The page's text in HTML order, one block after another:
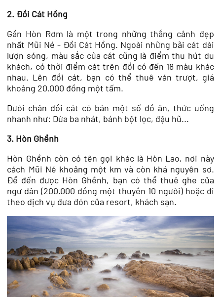
2. Đồi Cát Hồng
Gần Hòn Rơm là một trong những thắng cảnh đẹp
nhất Mũi Né - Đồi Cát Hồng. Ngoài những bãi cát dài
lượn sóng, màu sắc của cát cũng là điểm thu hút du
khách, có thời điểm cát trên đồi có đến 18 màu khác
nhau. Lên đồi cát, bạn có thể thuê ván trượt, giá
khoảng 20.000 đồng một tấm.
Dưới chân đồi cát có bán một số đồ ăn, thức uống
nhanh như: Dừa ba nhát, bánh bột lọc, đậu hũ...
3. Hòn Ghềnh
Hòn Ghềnh còn có tên gọi khác là Hòn Lao, nơi này
cách Mũi Né khoảng một km và còn khá nguyên sơ.
Để đến được Hòn Ghềnh, bạn có thể thuê ghe của
ngư dân (200.000 đồng một thuyền 10 người) hoặc đi
theo dịch vụ đưa đón của resort, khách sạn.